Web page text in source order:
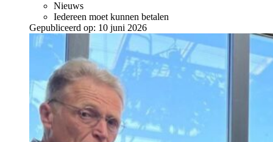
Nieuws
Iedereen moet kunnen betalen
Gepubliceerd op: 10 juni 2026